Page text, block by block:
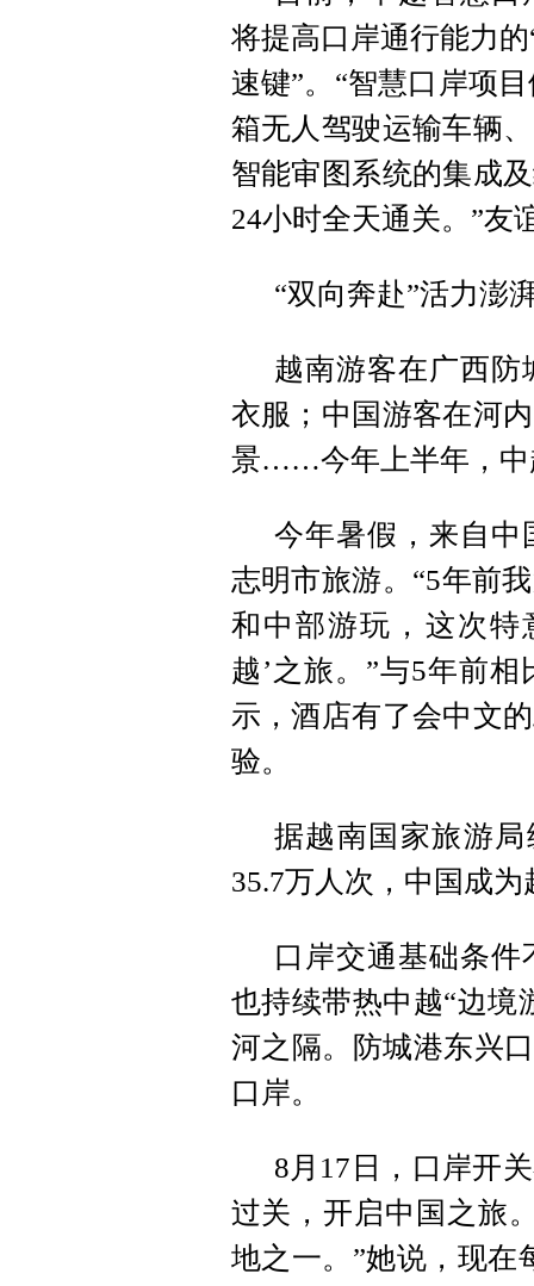
将提高口岸通行能力
速键”。“智慧口岸项
箱无人驾驶运输车辆
智能审图系统的集成
24小时全天通关。”友
“双向奔赴”活力澎
越南游客在广西
衣服；中国游客在河
景……今年上半年，中
今年暑假，来自中
志明市旅游。“5年前
和中部游玩，这次特
越’之旅。”与5年前
示，酒店有了会中文
验。
据越南国家旅游
35.7万人次，中国成
口岸交通基础条
也持续带热中越“边境
河之隔。防城港东兴
口岸。
8月17日，口岸开
过关，开启中国之旅
地之一。”她说，现在